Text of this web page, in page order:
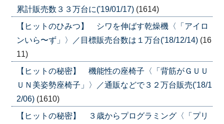
累計販売数３３万台に('19/01/17) (1614)
【ヒットのひみつ】 シワを伸ばす乾燥機〈「アイロ
ンいら〜ず」〉／目標販売台数は１万台('18/12/14) (16
11)
【ヒットの秘密】 機能性の座椅子〈「背筋がＧＵＵ
ＵＮ美姿勢座椅子」〉／通販などで３２万台販売('18/1
2/06) (1610)
【ヒットの秘密】 ３歳からプログラミング〈「プリ